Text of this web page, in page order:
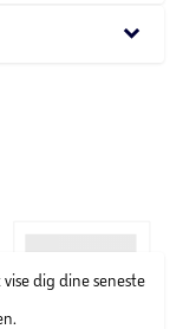
keyboard_arrow_down
dig dine seneste